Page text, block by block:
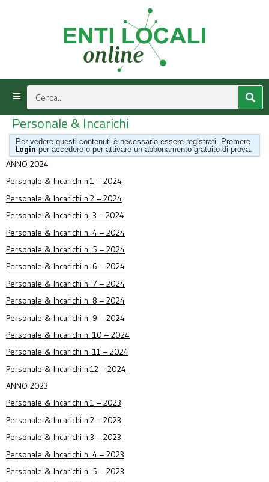
Personale & Incarichi
Per vedere questi contenuti è necessario essere registrati. Premere
Login per accedere o per attivare un abbonamento gratuito di prova.
ANNO 2024
Personale & Incarichi n.1 – 2024
Personale & Incarichi n.2 – 2024
Personale & Incarichi n. 3 – 2024
Personale & Incarichi n. 4 – 2024
Personale & Incarichi n. 5 – 2024
Personale & Incarichi n. 6 – 2024
Personale & Incarichi n. 7 – 2024
Personale & Incarichi n. 8 – 2024
Personale & Incarichi n. 9 – 2024
Personale & Incarichi n. 10 – 2024
Personale & Incarichi n. 11 – 2024
Personale & Incarichi n.12 – 2024
ANNO 2023
Personale & Incarichi n.1 – 2023
Personale & Incarichi n.2 – 2023
Personale & Incarichi n.3 – 2023
Personale & Incarichi n. 4 – 2023
Personale & Incarichi n. 5 – 2023